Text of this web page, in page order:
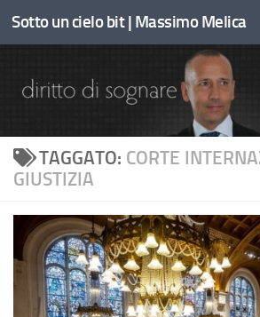
Sotto il contenuto
Sotto un cielo bit | Massimo Melica
TAGGATO: CORTE
GIUSTIZIA